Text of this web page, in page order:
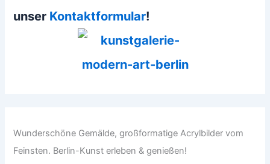
unser Kontaktformular!
Wunderschöne Gemälde, großformatige Acrylbilder vom
Feinsten. Berlin-Kunst erleben & genießen!